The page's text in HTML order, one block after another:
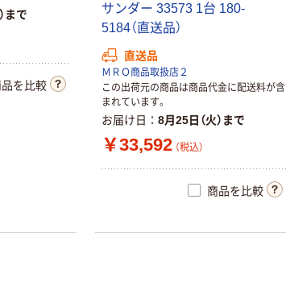
まで
品を比較
サンダー 33573 1台 180-
5184（直送品）
直送品
ＭＲＯ商品取扱店２
この出荷元の商品は商品代金に配送料が含
まれています。
お届け日 8月25日（火）まで
￥33,592 （税込）
商品を比較
人気商品
ナカニシ E3000
EM3030TJ EM-
3030T-J-2M 1個
￥145,200